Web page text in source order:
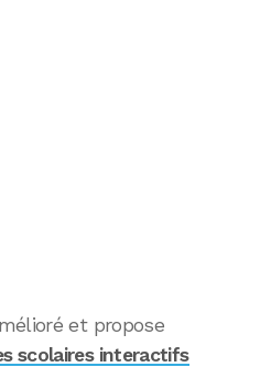
et propose
scolaires interactifs